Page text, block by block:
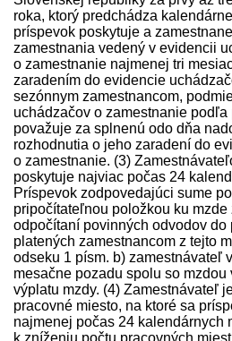
roka, ktorý pred­chádza
príspevok poskytuje a
zamestnania vedený v evidencii
o zamestnanie najmenej tri
zaradením do evidencie
sezónnym zamestnancom,
uchádzačov o zamestnanie
považuje za splnenú odo dňa
rozhodnutia o jeho zaradení do
o zamestnanie. (3)
poskytuje najviac počas 24
Príspevok zodpovedajúci sume
pripočítateľnou položkou ku mzde
odpočítaní povinných odvodov do
platených zamestnancom z tejto
odseku 1 písm. b) zamest­návateľ
mesačne pozadu spolu so mzdou
výplatu mzdy. (4) Zamest­návateľ
pracovné miesto, na ktoré sa
najmenej počas 24 kalendárnych
k zníženiu počtu pracovných